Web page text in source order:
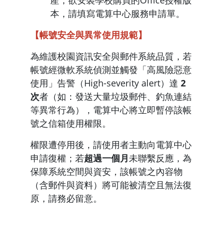
本，請填寫電算中心服務申請單。
【帳號安全與異常使用規範】
為維護校園資訊安全與郵件系統品質，若
帳號經微軟系統偵測並觸發「高風險惡意
使用」告警（High-severity alert）達2
次者（如：發送大量垃圾郵件、釣魚連結
等異常行為），電算中心將立即暫停該帳
號之信箱使用權限。
權限遭停用後，請使用者主動向電算中心
申請復權；若超過一個月未聯繫反應，為
保障系統空間與資安，該帳號之內容物
（含郵件與資料）將可能被清空且無法復
原，請務必留意。